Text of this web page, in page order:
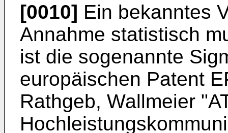
[0010] Ein bekanntes
Annahme statistisch
ist die sogenannte
europäischen Patent
Rathgeb, Wallmeier